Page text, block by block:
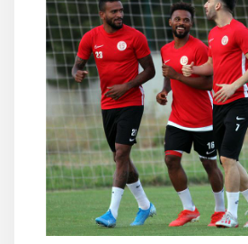
BRANŞLAR
HABERLER